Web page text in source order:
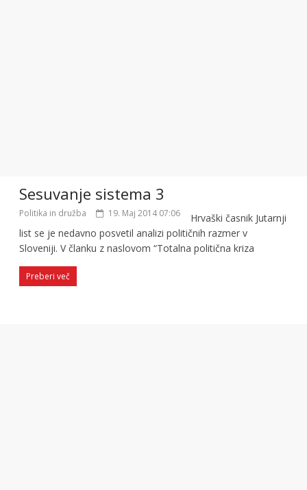
Sesuvanje sistema 3
Politika in družba 19. Maj 2014 07:06
Hrvaški časnik Jutarnji
list se je nedavno posvetil analizi političnih razmer v
Sloveniji. V članku z naslovom “Totalna politična kriza
Preberi več